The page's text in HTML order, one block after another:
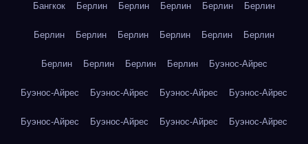
Бангкок Берлин Берлин Берлин Берлин Берлин
Берлин Берлин Берлин Берлин Берлин Берлин
Берлин Берлин Берлин Берлин Буэнос-Айрес
Буэнос-Айрес Буэнос-Айрес Буэнос-Айрес Буэнос-Айрес
Буэнос-Айрес Буэнос-Айрес Буэнос-Айрес Буэнос-Айрес